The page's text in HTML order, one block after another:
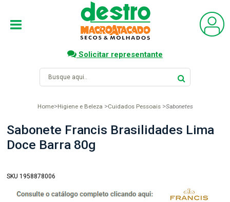
Solicitar representante
Home Higiene e Beleza Cuidados Pessoais Sabonetes
Sabonete Francis Brasilidades Lima
Doce Barra 80g
SKU 1958878006